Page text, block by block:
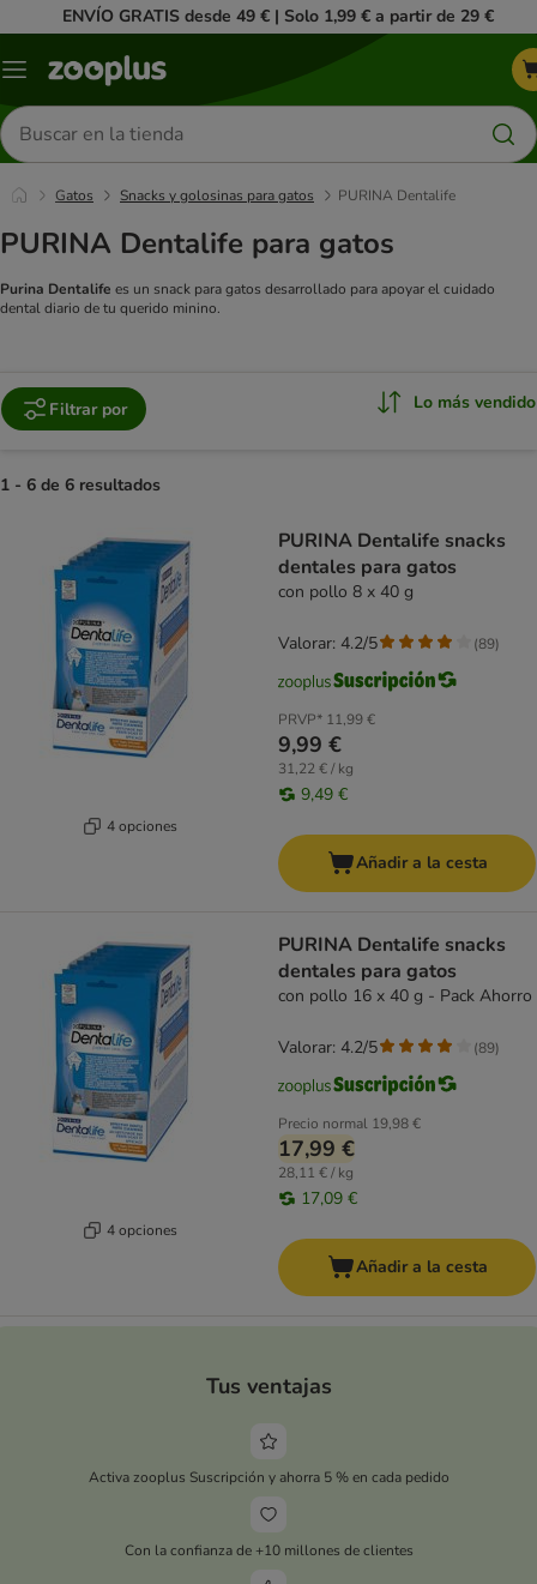
ENVÍO GRATIS desde 49 € | Solo 1,99 € a partir de 29 €
Menú
Buscar
productos
Gatos Snacks y golosinas para gatos PURINA Dentalife
PURINA Dentalife para gatos
Purina Dentalife es un snack para gatos desarrollado para apoyar el cuidado
dental diario de tu querido minino.
Filtrar por Lo más vendido
1 - 6 de 6 resultados
4 opciones
PURINA Dentalife snacks
dentales para gatos
con pollo 8 x 40 g
PRVP* 11,99 €
9,99 €
31,22 € / kg
9,49 €
Valorar: 4.2/5 (89)
Añadir a la cesta
4 opciones
PURINA Dentalife snacks
dentales para gatos
con pollo 16 x 40 g - Pack Ahorro
Precio normal 19,98 €
17,99 €
28,11 € / kg
17,09 €
Valorar: 4.2/5 (89)
Añadir a la cesta
Tus ventajas
Activa zooplus Suscripción y ahorra 5 % en cada pedido
Con la confianza de +10 millones de clientes